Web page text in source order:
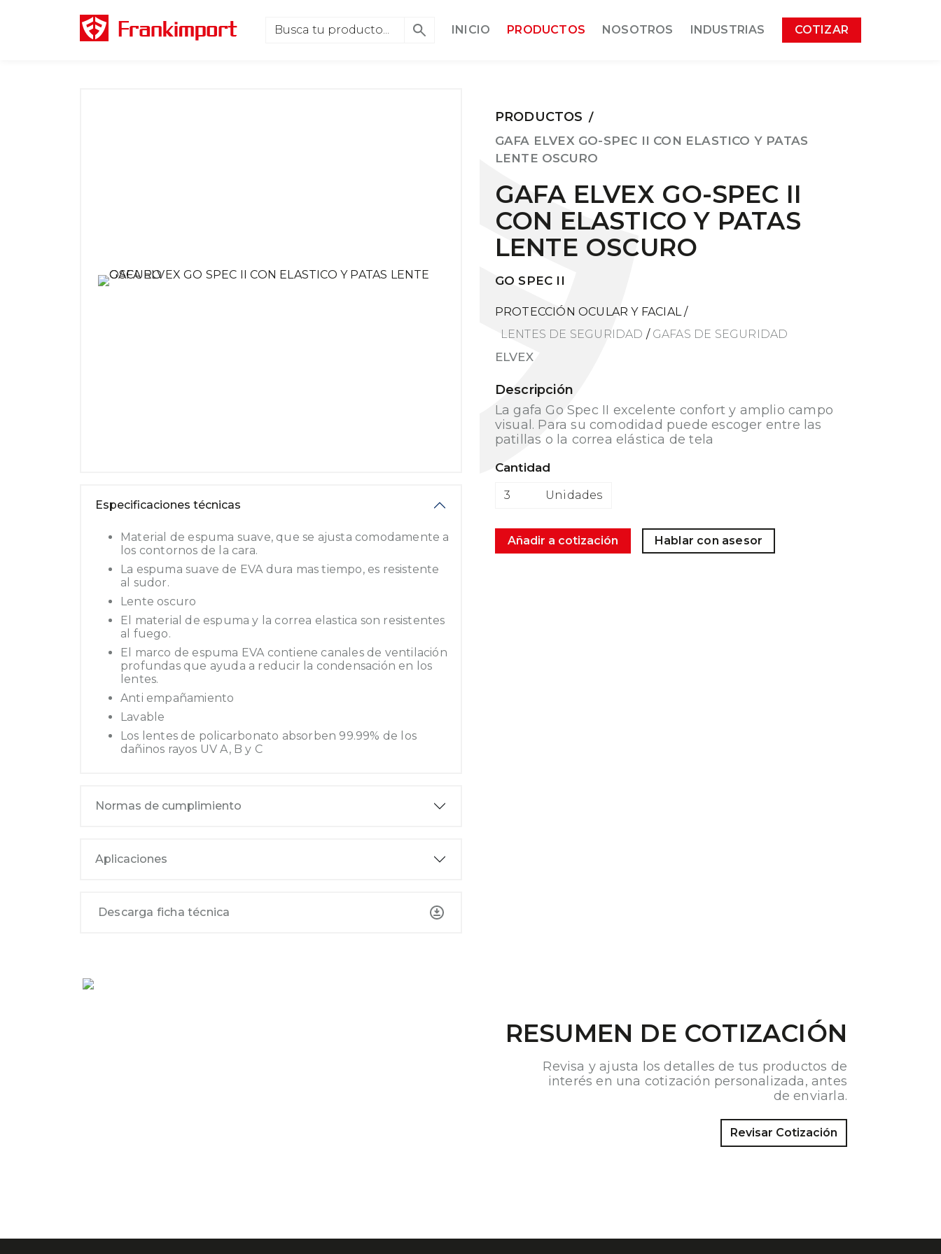
INICIO PRODUCTOS NOSOTROS INDUSTRIAS COTIZAR
Especificaciones técnicas
Material de espuma suave, que se ajusta comodamente a
los contornos de la cara.
La espuma suave de EVA dura mas tiempo, es resistente
al sudor.
Lente oscuro
El material de espuma y la correa elastica son resistentes
al fuego.
El marco de espuma EVA contiene canales de ventilación
profundas que ayuda a reducir la condensación en los
lentes.
Anti empañamiento
Lavable
Los lentes de policarbonato absorben 99.99% de los
dañinos rayos UV A, B y C
Normas de cumplimiento
Aplicaciones
Descarga ficha técnica
PRODUCTOS /
GAFA ELVEX GO-SPEC II CON ELASTICO Y PATAS
LENTE OSCURO
GAFA ELVEX GO-SPEC II
CON ELASTICO Y PATAS
LENTE OSCURO
GO SPEC II
PROTECCIÓN OCULAR Y FACIAL /
LENTES DE SEGURIDAD / GAFAS DE SEGURIDAD
ELVEX
Descripción
La gafa Go Spec II excelente confort y amplio campo
visual. Para su comodidad puede escoger entre las
patillas o la correa elástica de tela
Cantidad
Unidades
Añadir a cotización Hablar con asesor
RESUMEN DE COTIZACIÓN
Revisa y ajusta los detalles de tus productos de
interés en una cotización personalizada, antes
de enviarla.
Revisar Cotización